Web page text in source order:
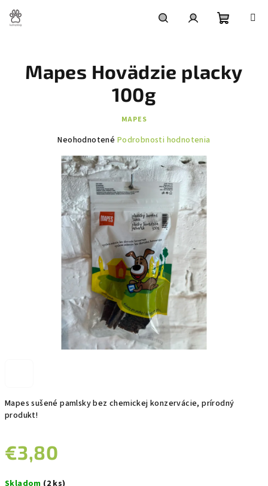
obsah
košík
Mapes sušené pamlsky bez chemickej konzervácie, prírodný
produkt!
€3,80
Skladom (2 ks)
Mapes Hovädzie placky
100g
MAPES
Priemerné
produktu
je
0,0
z
5
hviezdičiek.
Neohodnotené Podrobnosti hodnotenia